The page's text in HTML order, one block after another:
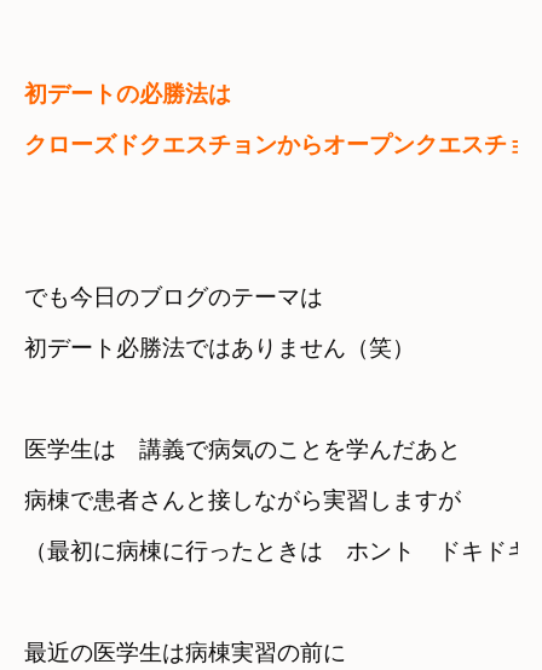
初デートの必勝法は
クローズドクエスチョンからオープンクエスチョ
でも今日のブログのテーマは
初デート必勝法ではありません（笑）
医学生は　講義で病気のことを学んだあと
病棟で患者さんと接しながら実習しますが
（最初に病棟に行ったときは　ホント　ドキドキ